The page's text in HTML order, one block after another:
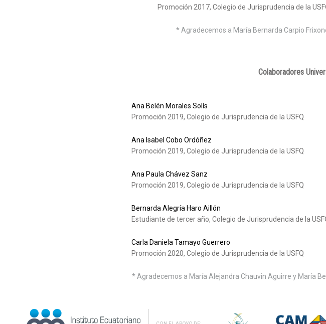
Promoción 2017, Colegio de Jurisprudencia de la
* Agradecemos a María Bernarda Carpio
Colaboradores
Ana Belén Morales Solís
Promoción 2019, Colegio de Jurisprudencia de la USFQ
Ana Isabel Cobo Ordóñez
Promoción 2019, Colegio de Jurisprudencia de la USFQ
Ana Paula Chávez Sanz
Promoción 2019, Colegio de Jurisprudencia de la USFQ
Bernarda Alegría Haro Aillón
Estudiante de tercer año, Colegio de Jurisprudencia de la
Carla Daniela Tamayo Guerrero
Promoción 2020, Colegio de Jurisprudencia de la USFQ
* Agradecemos a María Alejandra Chauvin Aguirre y María